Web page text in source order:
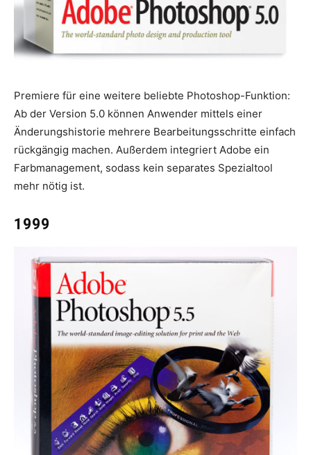
Premiere für eine weitere beliebte Photoshop-Funktion:
Ab der Version 5.0 können Anwender mittels einer
Änderungshistorie mehrere Bearbeitungsschritte einfach
rückgängig machen. Außerdem integriert Adobe ein
Farbmanagement, sodass kein separates Spezialtool
mehr nötig ist.
1999